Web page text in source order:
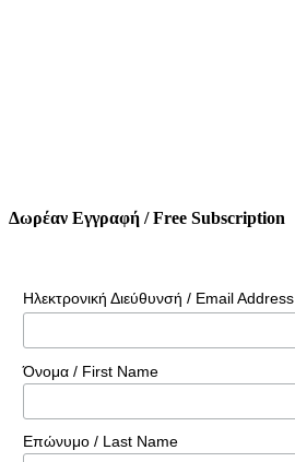
Δωρέαν Εγγραφή / Free Subscription
Ηλεκτρονική Διεύθυνσή / Email Address
Όνομα / First Name
Επώνυμο / Last Name